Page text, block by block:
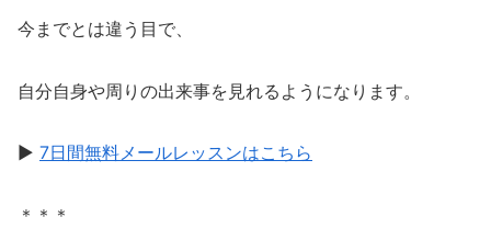
今までとは違う目で、
自分自身や周りの出来事を見れるようになります。
▶ 7日間無料メールレッスンはこちら
＊＊＊